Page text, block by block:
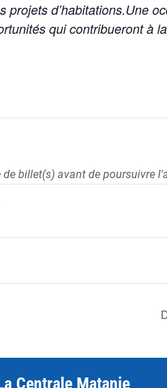
projets d’habitations.Une
qui contribueront à
billet(s) avant de poursuivre
Centrale Matanie